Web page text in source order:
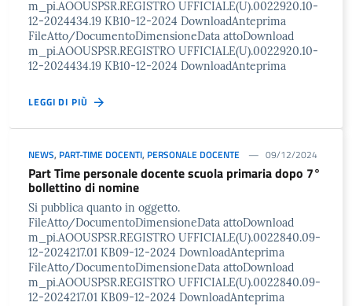
m_pi.AOOUSPSR.REGISTRO UFFICIALE(U).0022920.10-
12-2024434.19 KB10-12-2024 DownloadAnteprima
FileAtto/DocumentoDimensioneData attoDownload
m_pi.AOOUSPSR.REGISTRO UFFICIALE(U).0022920.10-
12-2024434.19 KB10-12-2024 DownloadAnteprima
LEGGI DI PIÙ
NEWS, PART-TIME DOCENTI, PERSONALE DOCENTE 09/12/2024
Part Time personale docente scuola primaria dopo 7°
bollettino di nomine
Si pubblica quanto in oggetto.
FileAtto/DocumentoDimensioneData attoDownload
m_pi.AOOUSPSR.REGISTRO UFFICIALE(U).0022840.09-
12-2024217.01 KB09-12-2024 DownloadAnteprima
FileAtto/DocumentoDimensioneData attoDownload
m_pi.AOOUSPSR.REGISTRO UFFICIALE(U).0022840.09-
12-2024217.01 KB09-12-2024 DownloadAnteprima